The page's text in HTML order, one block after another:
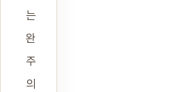
는
완
주
의